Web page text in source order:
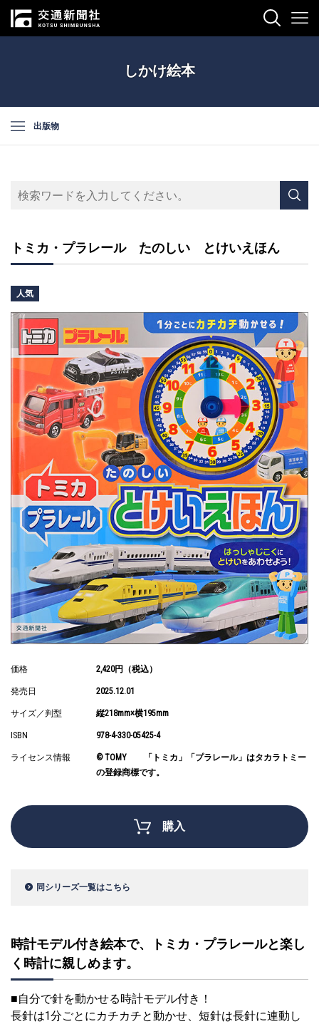
しかけ絵本
出版物
トミカ・プラレール たのしい とけいえほん
人気
価格 2,420円（税込）
発売日 2025.12.01
サイズ／判型 縦218mm×横195mm
ISBN 978-4-330-05425-4
ライセンス情報
© TOMY 「トミカ」「プラレール」はタカラトミー
の登録商標です。
購入
同シリーズ一覧はこちら
時計モデル付き絵本で、トミカ・プラレールと楽し
く時計に親しめます。
■自分で針を動かせる時計モデル付き！
長針は1分ごとにカチカチと動かせ、短針は長針に連動し